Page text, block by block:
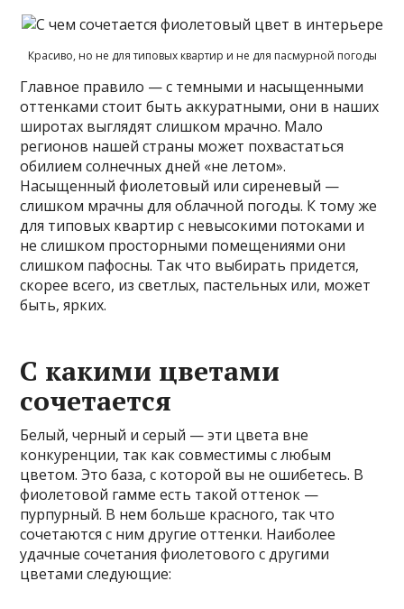
Красиво, но не для типовых квартир и не для пасмурной погоды
Главное правило — с темными и насыщенными
оттенками стоит быть аккуратными, они в наших
широтах выглядят слишком мрачно. Мало
регионов нашей страны может похвастаться
обилием солнечных дней «не летом».
Насыщенный фиолетовый или сиреневый —
слишком мрачны для облачной погоды. К тому же
для типовых квартир с невысокими потоками и
не слишком просторными помещениями они
слишком пафосны. Так что выбирать придется,
скорее всего, из светлых, пастельных или, может
быть, ярких.
С какими цветами
сочетается
Белый, черный и серый — эти цвета вне
конкуренции, так как совместимы с любым
цветом. Это база, с которой вы не ошибетесь. В
фиолетовой гамме есть такой оттенок —
пурпурный. В нем больше красного, так что
сочетаются с ним другие оттенки. Наиболее
удачные сочетания фиолетового с другими
цветами следующие: